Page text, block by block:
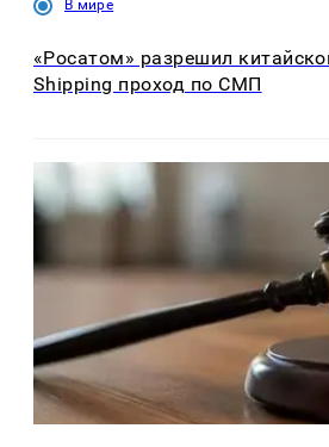
В мире
«Росатом» разрешил
Shipping проход по СМП